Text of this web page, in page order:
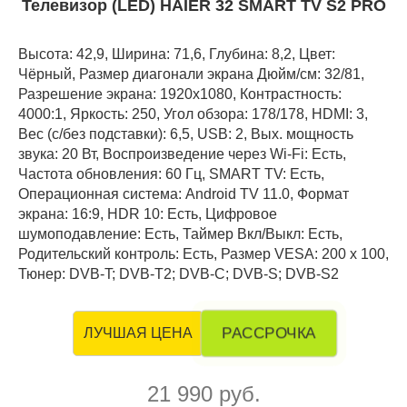
Телевизор (LED) HAIER 32 SMART TV S2 PRO
Высота: 42,9, Ширина: 71,6, Глубина: 8,2, Цвет:
Чёрный, Размер диагонали экрана Дюйм/см: 32/81,
Разрешение экрана: 1920x1080, Контрастность:
4000:1, Яркость: 250, Угол обзора: 178/178, HDMI: 3,
Вес (с/без подставки): 6,5, USB: 2, Вых. мощность
звука: 20 Вт, Воспроизведение через Wi-Fi: Есть,
Частота обновления: 60 Гц, SMART TV: Есть,
Операционная система: Android TV 11.0, Формат
экрана: 16:9, HDR 10: Есть, Цифровое
шумоподавление: Есть, Таймер Вкл/Выкл: Есть,
Родительский контроль: Есть, Размер VESA: 200 х 100,
Тюнер: DVB-T; DVB-T2; DVB-C; DVB-S; DVB-S2
ЛУЧШАЯ ЦЕНА РАССРОЧКА
21 990 руб.